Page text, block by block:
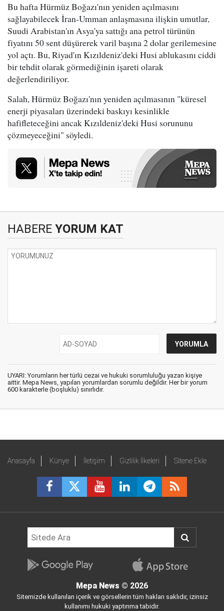
Bu hafta Hürmüz Boğazı'nın yeniden açılmasını
sağlayabilecek İran-Umman anlaşmasına ilişkin umutlar,
Suudi Arabistan'ın Asya'ya sattığı ana petrol türünün
fiyatını 50 sent düşürerek varil başına 2 dolar gerilemesine
yol açtı. Bu, Riyad'ın Kızıldeniz'deki Husi ablukasını ciddi
bir tehdit olarak görmediğinin işareti olarak
değerlendiriliyor.
Salah, Hürmüz Boğazı'nın yeniden açılmasının "küresel
enerji piyasaları üzerindeki baskıyı kesinlikle
hafifleteceğini ancak Kızıldeniz'deki Husi sorununu
çözmeyeceğini" söyledi.
HABERE YORUM KAT
UYARI: Yorumların her türlü cezai ve hukuki sorumluluğu yazan kişiye
aittir. Mepa News, yapılan yorumlardan sorumlu değildir. Her bir yorum
600 karakterle (boşluklu) sınırlıdır.
Anasayfa Künye İletişim Gizlilik İlkeleri Sitene Ekle
Mepa News © 2026
Sitemizde kullanılan içerik ve görsellerin tüm hakları saklıdır, izinsiz
kullanımı hukuki yaptırıma tabidir.